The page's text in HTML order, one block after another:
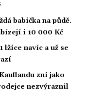
babička na půdě.
i 10 000 Kč
lžíce navíc a už se
zní jako
nezvýraznil